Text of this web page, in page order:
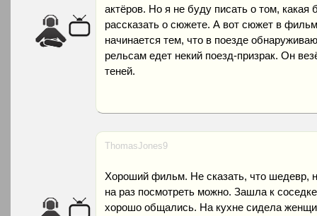
актёров. Но я не буду писать о том,
рассказать о сюжете. А вот сюжет в
начинается тем, что в поезде
рельсам едет некий поезд-призрак. Он
теней.
ThomasJones9
Хороший фильм. Не сказать, что шедевр,
на раз посмотреть можно. Зашла к
хорошо общались. На кухне сидела